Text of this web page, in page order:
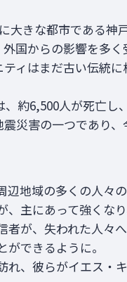
大きな都市である神
国からの影響を多
ィはまだ古い伝統
約6,500人が死亡し
災害の一つであり
辺地域の多くの人々
、主にあって強くな
者が、失われた人々
できるように。
れ、彼らがイエス・